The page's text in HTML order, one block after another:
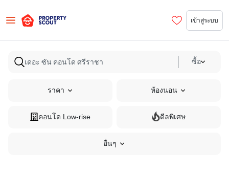
เข้าสู่ระบบ
ซื้อ
ราคา ห้องนอน
คอนโด Low-rise ดีลพิเศษ
อื่นๆ